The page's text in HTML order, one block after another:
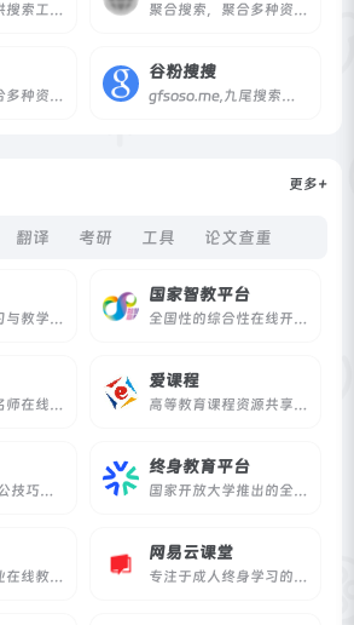
多搜搜为您提供搜索工具聚合... 聚合搜索，聚合多种资源的搜索引擎。
聚合搜索，聚合多种资源的搜索引擎。
谷粉搜搜
gfsoso.me,九尾搜索：由谷粉搜搜团队开发，主要提供网页、学术文献、图片搜索，致力于打造一个有用，干净的搜索引擎。
翻译 考研 工具 论文查重
更多+
全球性在线学习与教学平台，超20余万门课程
国家智教平台
全国性的综合性在线开放课程平台
汇聚全国优质名师在线视频教学课程资源
爱课程
高等教育课程资源共享平台
WPS教程，办公技巧学习！
终身教育平台
国家开放大学推出的全民终身教育平台
腾讯推出的专业在线教育平台
网易云课堂
专注于成人终身学习的在线教育平台